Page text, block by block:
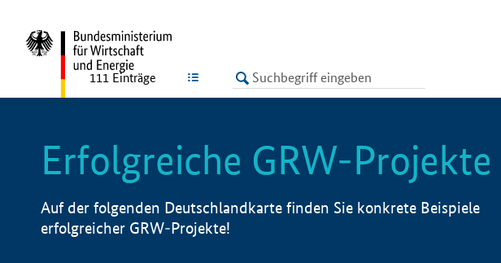
LISTE
111 Einträge
Erfolgreiche GRW-Projekte
Auf der folgenden Deutschlandkarte finden Sie konkrete Beispiele
erfolgreicher GRW-Projekte!